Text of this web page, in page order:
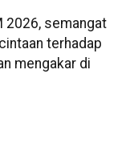
2026, semangat
terhadap
mengakar di